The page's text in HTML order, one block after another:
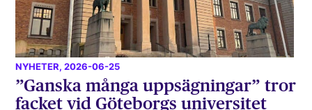
NYHETER, 2026-06-25
”Ganska många uppsägningar” tror
facket vid Göteborgs universitet